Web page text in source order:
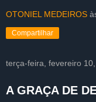
OTONIEL MEDEIROS
Compartilhar
terça-feira, fevereiro
A GRAÇA DE